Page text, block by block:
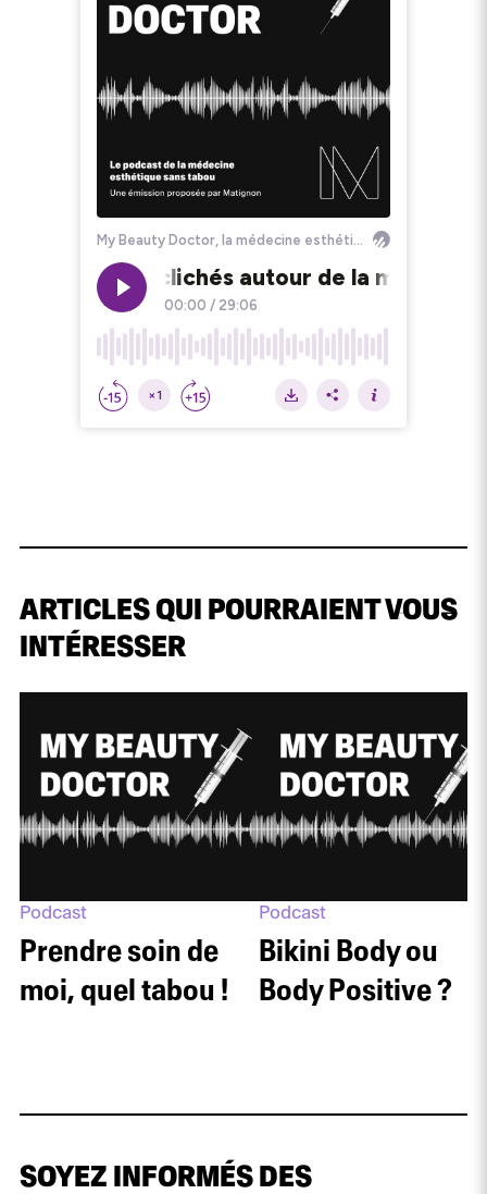
ARTICLES QUI POURRAIENT VOUS
INTÉRESSER
Podcast
Prendre soin de
moi, quel tabou !
Podcast
Bikini Body ou
Body Positive ?
SOYEZ INFORMÉS DES